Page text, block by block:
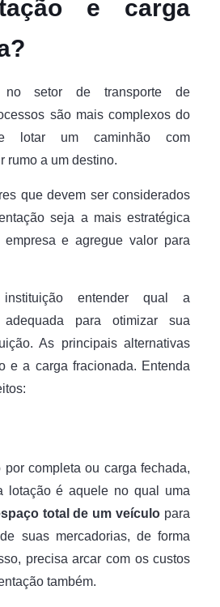
e carga
no setor de transporte de
são mais complexos do
lotar um caminhão com
rumo a um destino.
que devem ser considerados
seja a mais estratégica
e agregue valor para
entender qual a
adequada para otimizar sua
As principais alternativas
e a carga fracionada. Entenda
por completa ou carga fechada,
lotação é aquele no qual uma
total de um veículo para
suas mercadorias, de forma
precisa arcar com os custos
também.